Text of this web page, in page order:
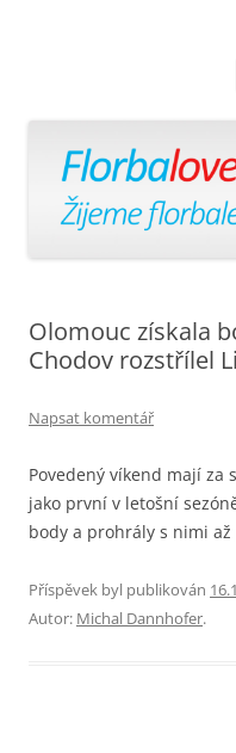
Olomouc získala
Chodov rozstřílel
Napsat komentář
Povedený víkend mají za
jako první v letošní
body a prohrály s nimi až
Příspěvek byl publikován
Autor: Michal Dannhofer.